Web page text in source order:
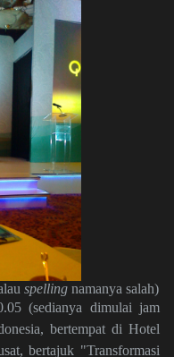
spelling namanya salah)
(sedianya dimulai jam
bertempat di Hotel
bertajuk "Transformasi